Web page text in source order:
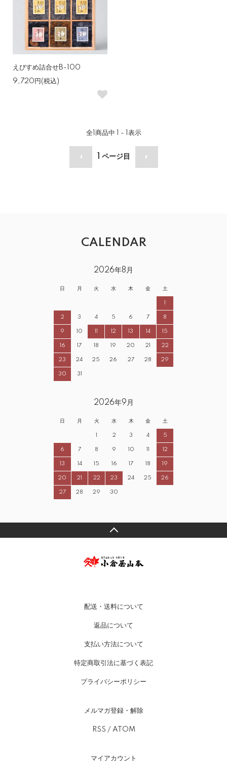
えびすめ詰合せB-100
9,720円(税込)
全1 商品中 1 - 1 表示
ページ目
CALENDAR
2026年8月
日 月 火 水 木 金 土
1
2 3 4 5 6 7 8
9 10 11 12 13 14 15
16 17 18 19 20 21 22
23 24 25 26 27 28 29
30 31
2026年9月
日 月 火 水 木 金 土
1 2 3 4 5
6 7 8 9 10 11 12
13 14 15 16 17 18 19
20 21 22 23 24 25 26
27 28 29 30
配送・送料について
返品について
支払い方法について
特定商取引法に基づく表記
プライバシーポリシー
メルマガ登録・解除
RSS / ATOM
マイアカウント